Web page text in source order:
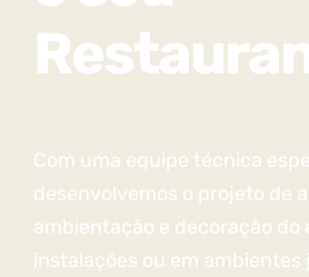
Com uma equipe técnica
desenvolvemos o projeto de
ambientação e decoração do
instalações ou em ambientes